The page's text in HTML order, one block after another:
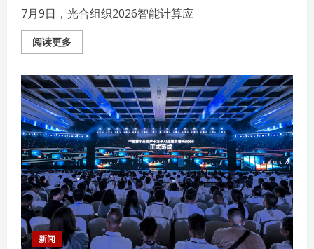
7月9日，光合组织2026智能计算应
阅读更多Read
more
光
亮
相
光
合
组
织
大
会，
展
示
全
景
AI
算
力
底
新闻